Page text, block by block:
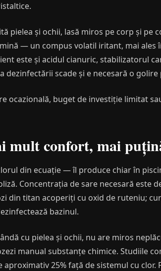
pielea și ochii, lasă miros pe corp și pe
— un compus volatil iritant, mai ales
este și acidul cianuric, stabilizatorul
dezinfectării scade și e necesară o
ocazională, buget de investiție limitat
mult confort, mai
din ecuație — îl produce chiar în
Concentrația de sare necesară este
din titan acoperiți cu oxid de ruteniu;
bazinul.
cu pielea și ochii, nu are miros
manual substanțe chimice. Studiile
25% față de sistemul cu